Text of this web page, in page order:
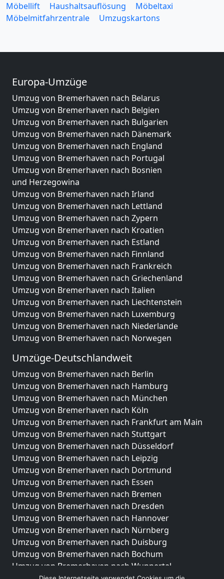
Möbellift
Haushaltsauflösung
Möbeltaxi
Möbelmitfahrzentrale
Umzugskartons
Europa-Umzüge
Umzug von Bremerhaven nach Belarus
Umzug von Bremerhaven nach Belgien
Umzug von Bremerhaven nach Bulgarien
Umzug von Bremerhaven nach Dänemark
Umzug von Bremerhaven nach England
Umzug von Bremerhaven nach Portugal
Umzug von Bremerhaven nach Bosnien
und Herzegowina
Umzug von Bremerhaven nach Irland
Umzug von Bremerhaven nach Lettland
Umzug von Bremerhaven nach Zypern
Umzug von Bremerhaven nach Kroatien
Umzug von Bremerhaven nach Estland
Umzug von Bremerhaven nach Finnland
Umzug von Bremerhaven nach Frankreich
Umzug von Bremerhaven nach Griechenland
Umzug von Bremerhaven nach Italien
Umzug von Bremerhaven nach Liechtenstein
Umzug von Bremerhaven nach Luxemburg
Umzug von Bremerhaven nach Niederlande
Umzug von Bremerhaven nach Norwegen
Umzüge-Deutschlandweit
Umzug von Bremerhaven nach Berlin
Umzug von Bremerhaven nach Hamburg
Umzug von Bremerhaven nach München
Umzug von Bremerhaven nach Köln
Umzug von Bremerhaven nach Frankfurt am Main
Umzug von Bremerhaven nach Stuttgart
Umzug von Bremerhaven nach Düsseldorf
Umzug von Bremerhaven nach Leipzig
Umzug von Bremerhaven nach Dortmund
Umzug von Bremerhaven nach Essen
Umzug von Bremerhaven nach Bremen
Umzug von Bremerhaven nach Dresden
Umzug von Bremerhaven nach Hannover
Umzug von Bremerhaven nach Nürnberg
Umzug von Bremerhaven nach Duisburg
Umzug von Bremerhaven nach Bochum
Umzug von Bremerhaven nach Wuppertal